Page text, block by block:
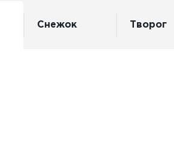
Снежок Творог